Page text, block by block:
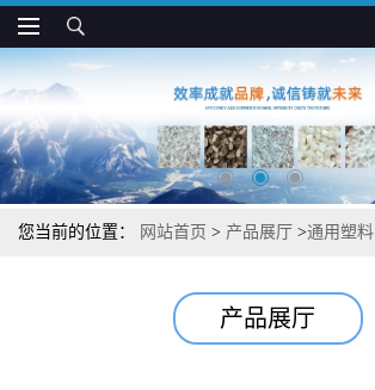
您当前的位置： 网站首页 > 产品展厅 >通用塑料
产品展厅